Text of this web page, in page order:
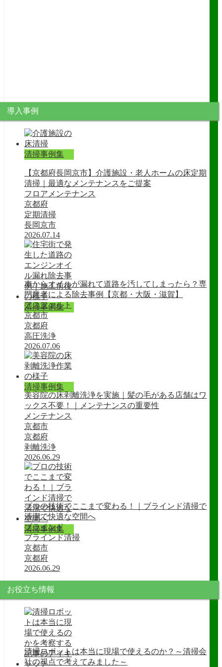
導入事例
清掃事例集
【京都府長岡京市】介護施設・老人ホームの床定期
清掃｜最適なメンテナンスをご提案
フロアメンテナンス
京都府
定期清掃
長岡京市
2026.07.14
清掃事例集
車からオイルが漏れて道路を汚してしまったら？専
門業者による除去事例【京都・大阪・滋賀】
アスファルト
京都市
京都府
高圧洗浄
2026.07.06
清掃事例集
美容院の床剥離洗浄を実施｜髪の毛がある店舗はワ
ックス不要！｜メンテナンスの重要性
メンテナンス
京都市
京都府
剥離洗浄
2026.06.29
清掃事例集
プロの技術でここまで変わる！｜ブラインド清掃で
清潔で快適な空間へ
ブラインド
ブラインド清掃
京都市
京都府
2026.06.29
お役立ち情報
清掃ロボットは本当に現場で使えるのか？～清掃会
社の視点で考えてみました～